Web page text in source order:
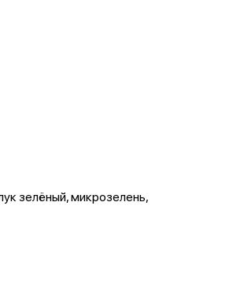
зелёный, микрозелень,